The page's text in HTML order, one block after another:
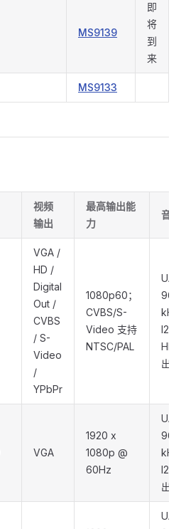
MS9139
即
将
到
来
MS9133
视频
输出
最高输出能
力
音频
VGA /
HD /
Digital
Out /
CVBS
/ S-
Video
/
YPbPr
1080p60；
CVBS/S-
Video 支持
NTSC/PAL
UAC
96
kHz
I2S /
HD
出
VGA
1920 x
1080p @
60Hz
UAC
96
kHz
I2S
出
UAC